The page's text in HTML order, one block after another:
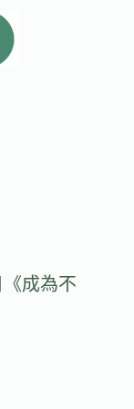
《成為不